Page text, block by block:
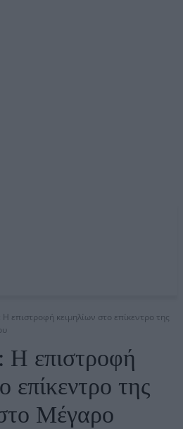
επιστροφή κειμηλίων στο επίκεντρο της
επιστροφή
επίκεντρο της
Μέγαρο